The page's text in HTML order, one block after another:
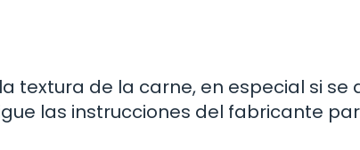
textura de la carne, en especial si se
las instrucciones del fabricante